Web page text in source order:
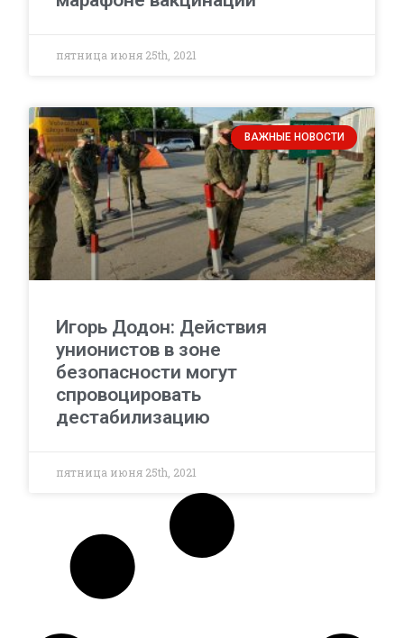
пятница июня 25th, 2021
ВАЖНЫЕ НОВОСТИ
Игорь Додон: Действия
унионистов в зоне
безопасности могут
спровоцировать
дестабилизацию
пятница июня 25th, 2021